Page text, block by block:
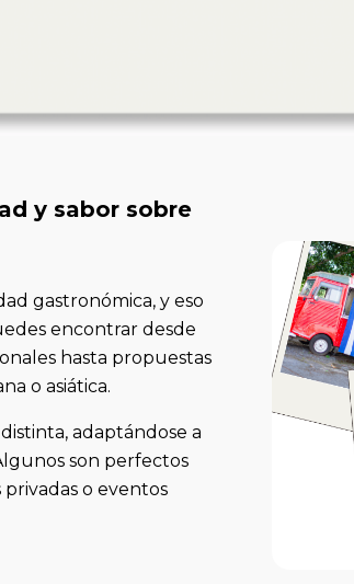
y sabor sobre
gastronómica, y eso
encontrar desde
hasta propuestas
o asiática.
adaptándose a
son perfectos
privadas o eventos